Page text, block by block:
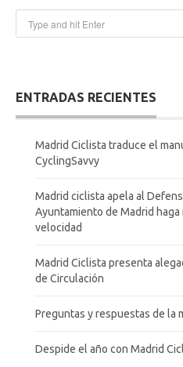
ENTRADAS RECIENTES
Madrid Ciclista traduce el
CyclingSavvy
Madrid ciclista apela al
Ayuntamiento de Madrid
velocidad
Madrid Ciclista presenta
de Circulación
Preguntas y respuestas de la
Despide el año con Madrid